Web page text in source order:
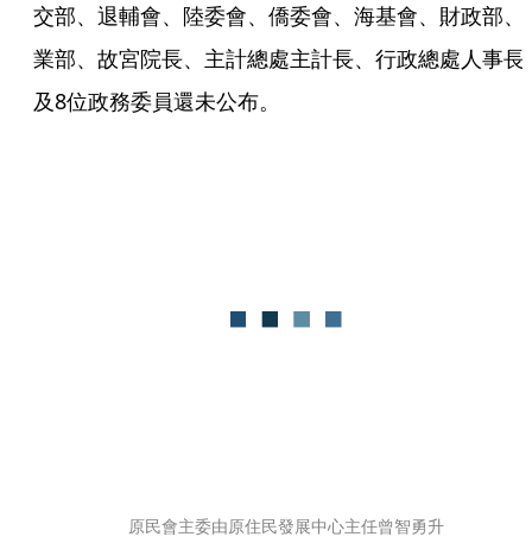
交部、退輔會、陸委會、僑委會、海基會、財政部、
業部、故宮院長、主計總處主計長、行政總處人事長
及8位政務委員還未公布。
原民會主委由原住民發展中心主任曾智勇升